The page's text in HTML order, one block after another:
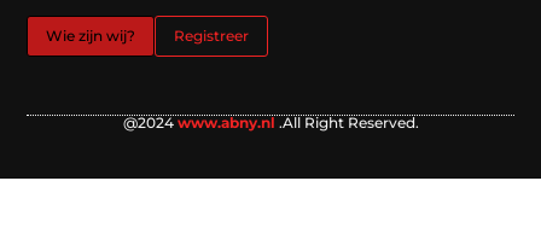
Wie zijn wij? Registreer
@2024 www.abny.nl .All Right Reserved.